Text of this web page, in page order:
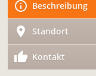
Beschreibung
Standort
Kontakt